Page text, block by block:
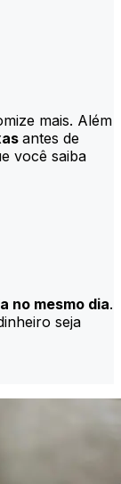
mais. Além
antes de
você saiba
no mesmo dia.
seja